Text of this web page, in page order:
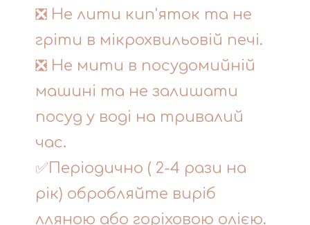
❎ Не лити кип'яток та не
гріти в мікрохвильовій печі.
❎ Не мити в посудомийній
машині та не залишати
посуд у воді на тривалий
час.
✅Періодично ( 2-4 рази на
рік) обробляйте виріб
лляною або горіховою олією.